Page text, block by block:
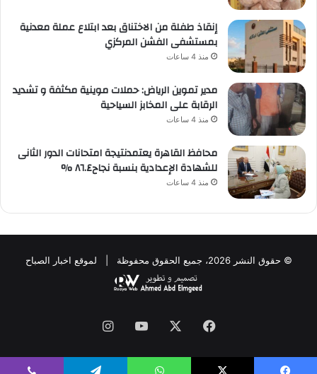
إنقاذ طفلة من الاختناق بعد ابتلاع عملة معدنية
بمستشفى الفشن المركزي
منذ 4 ساعات
مدير تموين الرياض: حملات موينية مكثفة و تشديد
الرقابة على المخابز السياحية
منذ 4 ساعات
محافظ القاهرة يعتمدنتيجة امتحانات الدور الثانى
للشهادة الإعدادية بنسبة نجاح٨٦.٤ %
منذ 4 ساعات
© حقوق النشر 2026، جميع الحقوق محفوظة | لموقع اخبار الصباح
فيسبوك ‫YouTubeانستقرام